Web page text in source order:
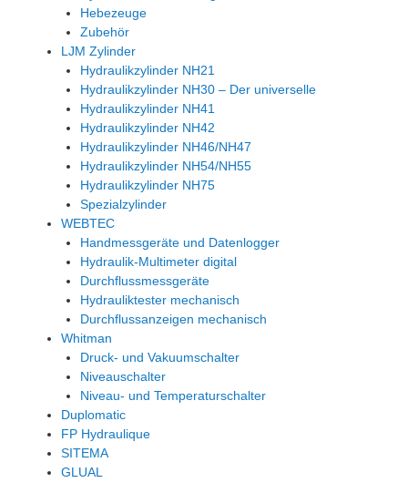
Hebezeuge
Zubehör
LJM Zylinder
Hydraulikzylinder NH21
Hydraulikzylinder NH30 – Der universelle
Hydraulikzylinder NH41
Hydraulikzylinder NH42
Hydraulikzylinder NH46/NH47
Hydraulikzylinder NH54/NH55
Hydraulikzylinder NH75
Spezialzylinder
WEBTEC
Handmessgeräte und Datenlogger
Hydraulik-Multimeter digital
Durchflussmessgeräte
Hydrauliktester mechanisch
Durchflussanzeigen mechanisch
Whitman
Druck- und Vakuumschalter
Niveauschalter
Niveau- und Temperaturschalter
Duplomatic
FP Hydraulique
SITEMA
GLUAL